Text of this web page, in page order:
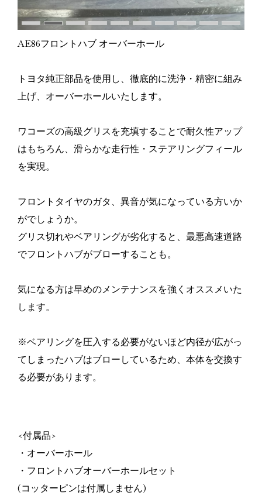
AE86フロントハブ オーバーホール
トヨタ純正部品を使用し、徹底的に洗浄・精密に組み
上げ、オーバーホールいたします。
ワコーズの高級グリスを充填することで耐久性アップ
はもちろん、滑らかな走行性・ステアリングフィール
を実現。
フロントタイヤのガタ、異音が気になっている方いか
がでしょうか。
グリス切れやベアリングが劣化すると、最悪高速道路
でフロントハブがブローすることも。
気になる方は早めのメンテナンスを強くオススメいた
します。
※ベアリングを圧入する必要がないほど内径が広がっ
てしまったハブはブローしているため、本体を交換す
る必要があります。
<付属品>
・オーバーホール
・フロントハブオーバーホールセット
(コッターピンは付属しません)